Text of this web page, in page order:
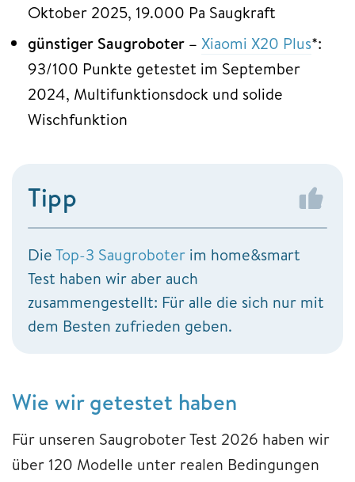
Oktober 2025, 19.000 Pa Saugkraft
günstiger Saugroboter – Xiaomi X20 Plus*:
93/100 Punkte getestet im September
2024, Multifunktionsdock und solide
Wischfunktion
Tipp
DieTop-3 Saugroboter im home&smart
Test haben wir aber auch
zusammengestellt: Für alle die sich nur mit
dem Besten zufrieden geben.
Wie wir getestet haben
Für unseren Saugroboter Test 2026 haben wir
über 120 Modelle unter realen Bedingungen